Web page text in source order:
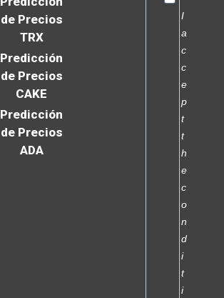
de Precios
TRX
Predicción
de Precios
CAKE
Predicción
de Precios
ADA
I
a
c
c
e
p
t
t
h
e
c
o
n
d
i
t
i